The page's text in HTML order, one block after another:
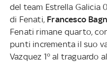
del team Estrella Galicia
di Fenati, Francesco
Fenati rimane quarto,
punti incrementa il suo
Vazquez 1° al traguardo